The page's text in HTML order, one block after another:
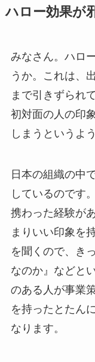
ハロー効果が
みなさん。ハロ
うか。これは、
まで引きずられ
初対面の人の印
しまうというよ
日本の組織の中
しているのです
携わった経験が
まりいい印象を
を聞くので、き
なのか』などと
のある人が事業
を持ったとたん
なります。